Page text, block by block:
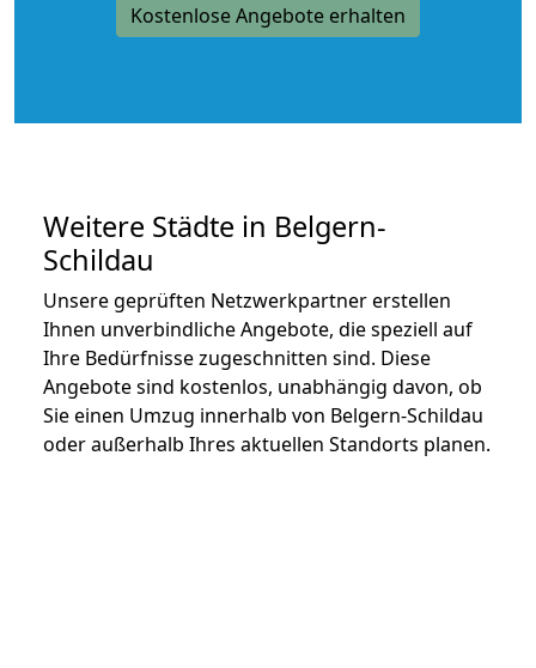
Kostenlose Angebote erhalten
Weitere Städte in Belgern-
Schildau
Unsere geprüften Netzwerkpartner erstellen
Ihnen unverbindliche Angebote, die speziell auf
Ihre Bedürfnisse zugeschnitten sind. Diese
Angebote sind kostenlos, unabhängig davon, ob
Sie einen Umzug innerhalb von Belgern-Schildau
oder außerhalb Ihres aktuellen Standorts planen.